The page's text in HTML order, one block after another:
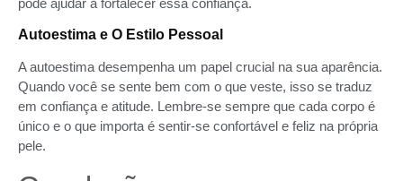
Autoestima e O Estilo Pessoal
A autoestima desempenha um papel crucial na sua aparência.
Quando você se sente bem com o que veste, isso se traduz
em confiança e atitude. Lembre-se sempre que cada corpo é
único e o que importa é sentir-se confortável e feliz na própria
pele.